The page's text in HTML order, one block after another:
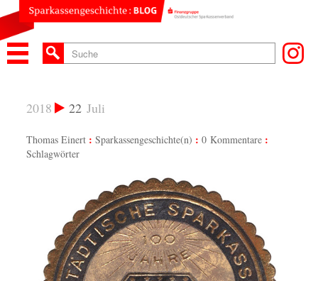
22 Juli
2018
Thomas Einert Sparkassengeschichte(n)
0 Kommentare
Schlagwörter